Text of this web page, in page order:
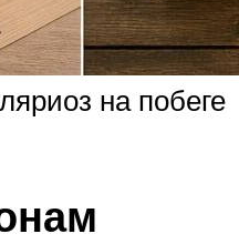
на побеге